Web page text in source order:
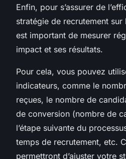
Enfin, pour s’assurer de
stratégie de recrutement
est important de mesurer
impact et ses résultats.
Pour cela, vous pouvez
indicateurs, comme le
reçues, le nombre de
de conversion (nombre de
l’étape suivante du
temps de recrutement, etc.
permettront d’ajuster votre